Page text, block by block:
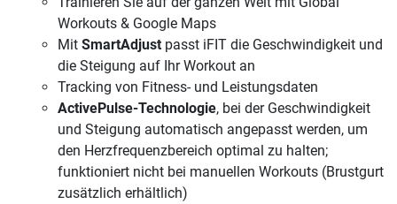
Workouts & Google Maps
Mit SmartAdjust passt iFIT die Geschwindigkeit und
die Steigung auf Ihr Workout an
Tracking von Fitness- und Leistungsdaten
ActivePulse-Technologie, bei der Geschwindigkeit
und Steigung automatisch angepasst werden, um
den Herzfrequenzbereich optimal zu halten;
funktioniert nicht bei manuellen Workouts (Brustgurt
zusätzlich erhältlich)